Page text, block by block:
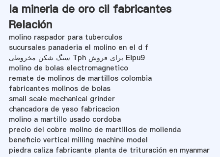
la mineria de oro cil fabricantes
Relación
molino raspador para tuberculos
sucursales panaderia el molino en el d f
سنگ شکن مخروطی Tph برای فروش Eipu9
molino de bolas electromagnetico
remate de molinos de martillos colombia
fabricantes molinos de bolas
small scale mechanical grinder
chancadora de yeso fabricacion
molino a martillo usado cordoba
precio del cobre molino de martillos de molienda
beneficio vertical milling machine model
piedra caliza fabricante planta de trituración en myanmar